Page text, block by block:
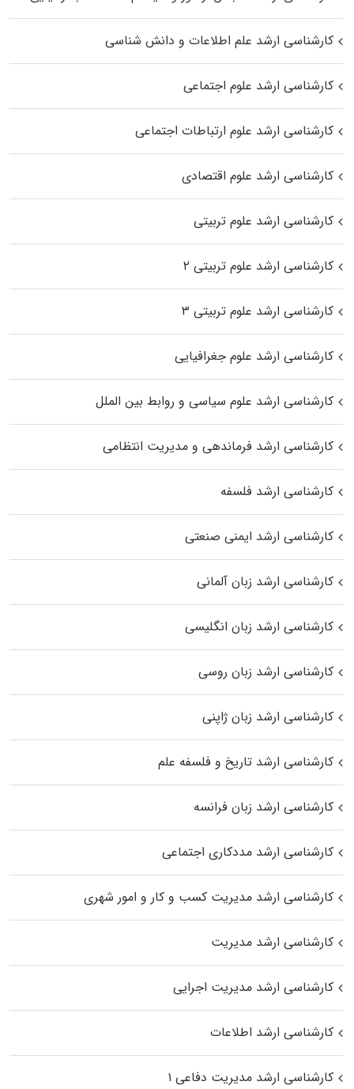
کارشناسی ارشد علم اطلاعات و دانش شناسی
کارشناسی ارشد علوم اجتماعی
کارشناسی ارشد علوم ارتباطات اجتماعی
کارشناسی ارشد علوم اقتصادی
کارشناسی ارشد علوم تربیتی
کارشناسی ارشد علوم تربیتی ۲
کارشناسی ارشد علوم تربیتی ۳
کارشناسی ارشد علوم جغرافیایی
کارشناسی ارشد علوم سیاسی و روابط بین الملل
کارشناسی ارشد فرماندهی و مدیریت انتظامی
کارشناسی ارشد فلسفه
کارشناسی ارشد ایمنی صنعتی
کارشناسی ارشد زبان آلمانی
کارشناسی ارشد زبان انگلیسی
کارشناسی ارشد زبان روسی
کارشناسی ارشد زبان ژاپنی
کارشناسی ارشد تاریخ و فلسفه علم
کارشناسی ارشد زبان فرانسه
کارشناسی ارشد مددکاری اجتماعی
کارشناسی ارشد مدیریت کسب و کار و امور شهری
کارشناسی ارشد مدیریت
کارشناسی ارشد مدیریت اجرایی
کارشناسی ارشد اطلاعات
کارشناسی ارشد مدیریت دفاعی ۱